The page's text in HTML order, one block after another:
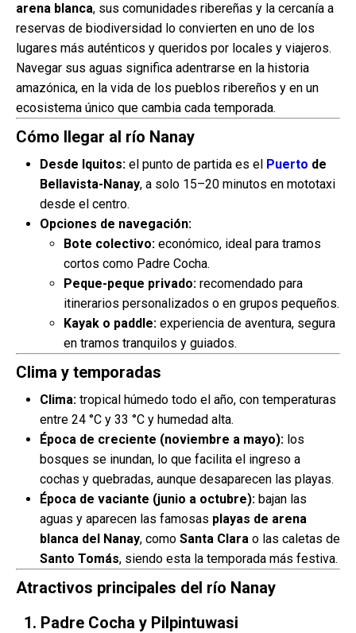
arena blanca, sus comunidades ribereñas y la cercanía a
reservas de biodiversidad lo convierten en uno de los
lugares más auténticos y queridos por locales y viajeros.
Navegar sus aguas significa adentrarse en la historia
amazónica, en la vida de los pueblos ribereños y en un
ecosistema único que cambia cada temporada.
Cómo llegar al río Nanay
Desde Iquitos: el punto de partida es el Puerto de
Bellavista-Nanay, a solo 15–20 minutos en mototaxi
desde el centro.
Opciones de navegación:
Bote colectivo: económico, ideal para tramos
cortos como Padre Cocha.
Peque-peque privado: recomendado para
itinerarios personalizados o en grupos pequeños.
Kayak o paddle: experiencia de aventura, segura
en tramos tranquilos y guiados.
Clima y temporadas
Clima: tropical húmedo todo el año, con temperaturas
entre 24 °C y 33 °C y humedad alta.
Época de creciente (noviembre a mayo): los
bosques se inundan, lo que facilita el ingreso a
cochas y quebradas, aunque desaparecen las playas.
Época de vaciante (junio a octubre): bajan las
aguas y aparecen las famosas playas de arena
blanca del Nanay, como Santa Clara o las caletas de
Santo Tomás, siendo esta la temporada más festiva.
Atractivos principales del río Nanay
1. Padre Cocha y Pilpintuwasi